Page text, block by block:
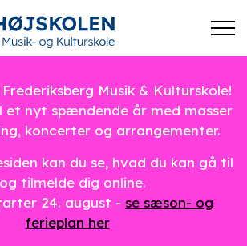
Musik & Kulturskole!
nyt spændende år med masser
koncerter og arrangementer.
kan du se, hvad du kan gå til
tilmelde dig online.
24. august - se sæson- og
ferieplan her